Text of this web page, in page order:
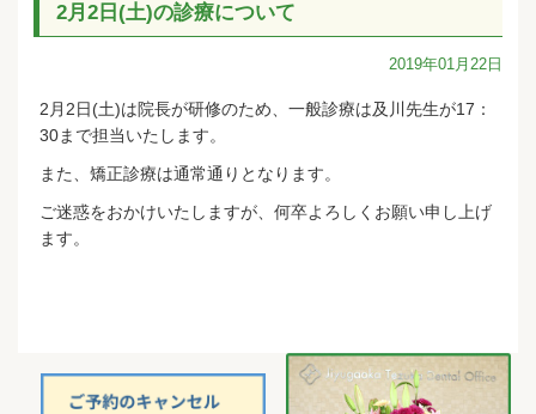
2月2日(土)の診療について
2019年01月22日
2月2日(土)は院長が研修のため、一般診療は及川先生が17：
30まで担当いたします。
また、矯正診療は通常通りとなります。
ご迷惑をおかけいたしますが、何卒よろしくお願い申し上げ
ます。